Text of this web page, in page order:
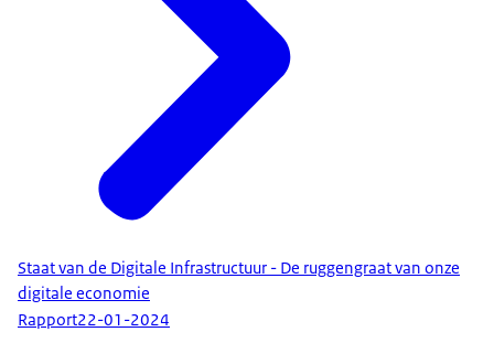
Staat van de Digitale Infrastructuur - De ruggengraat van onze
digitale economie
Rapport22-01-2024